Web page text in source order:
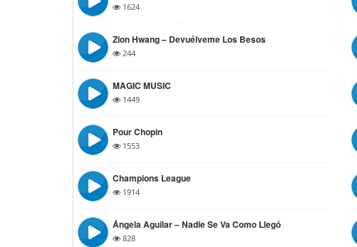
1624
Zion Hwang – Devuélveme Los Besos
244
MAGIC MUSIC
1449
Pour Chopin
1553
Champions League
1914
Ángela Aguilar – Nadie Se Va Como Llegó
828